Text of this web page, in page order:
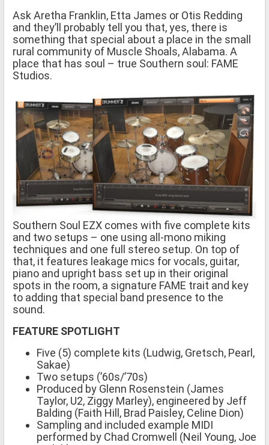
Ask Aretha Franklin, Etta James or Otis Redding
and they’ll probably tell you that, yes, there is
something that special about a place in the small
rural community of Muscle Shoals, Alabama. A
place that has soul – true Southern soul: FAME
Studios.
Southern Soul EZX comes with five complete kits
and two setups – one using all-mono miking
techniques and one full stereo setup. On top of
that, it features leakage mics for vocals, guitar,
piano and upright bass set up in their original
spots in the room, a signature FAME trait and key
to adding that special band presence to the
sound.
FEATURE SPOTLIGHT
Five (5) complete kits (Ludwig, Gretsch, Pearl,
Sakae)
Two setups (’60s/’70s)
Produced by Glenn Rosenstein (James
Taylor, U2, Ziggy Marley), engineered by Jeff
Balding (Faith Hill, Brad Paisley, Celine Dion)
Sampling and included example MIDI
performed by Chad Cromwell (Neil Young, Joe